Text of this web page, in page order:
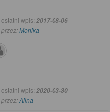
ostatni wpis: 2017-08-06
przez:Monika
ostatni wpis: 2020-03-30
przez:Alina